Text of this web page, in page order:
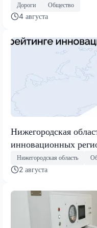
Дороги Общество
4 августа
Нижегородская
инновационных
Нижегородская область
2 августа